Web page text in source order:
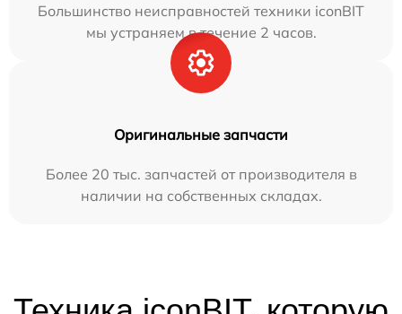
Большинство неисправностей техники iconBIT
мы устраняем в течение 2 часов.
Оригинальные запчасти
Более 20 тыс. запчастей от производителя в
наличии на собственных складах.